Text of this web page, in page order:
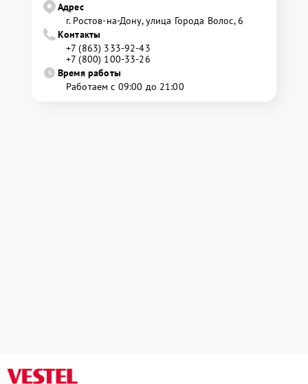
Адрес
г. Ростов-на-Дону, улица Города Волос, 6
Контакты
+7 (863) 333-92-43
+7 (800) 100-33-26
Время работы
Работаем с 09:00 до 21:00